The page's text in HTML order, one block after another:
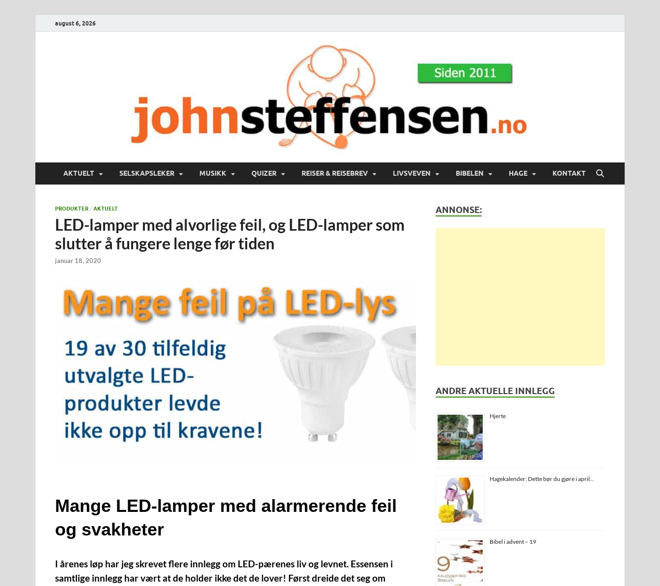
august 6, 2026
AKTUELT SELSKAPSLEKER MUSIKK QUIZER REISER & REISEBREV LIVSVEVEN BIBELEN HAGE KONTAKT
PRODUKTER / AKTUELT
LED-lamper med alvorlige feil, og LED-lamper som
slutter å fungere lenge før tiden
januar 18, 2020
Mange LED-lamper med alarmerende feil
og svakheter
I årenes løp har jeg skrevet flere innlegg om LED-pærenes liv og levnet. Essensen i
samtlige innlegg har vært at de holder ikke det de lover! Først dreide det seg om
ANNONSE:
ANDRE AKTUELLE INNLEGG
Hjerte
Hagekalender: Dette bør du gjøre i april…
Bibel i advent – 19